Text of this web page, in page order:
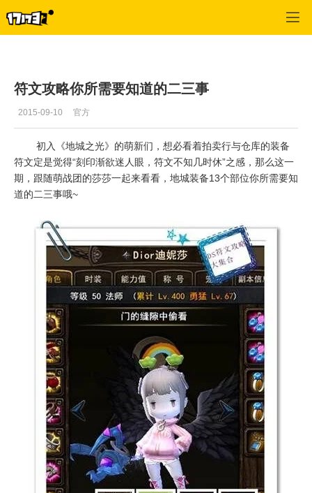
符文攻略你所需要知道的二三事
2015-09-10 官方
初入《地城之光》的萌新们，想必看着拍卖行与仓库的装备
符文定是觉得“刻印渐欲迷人眼，符文不知几时休”之感，那么这一
期，跟随萌战团的莎莎一起来看看，地城装备13个部位你所需要知
道的二三事哦~